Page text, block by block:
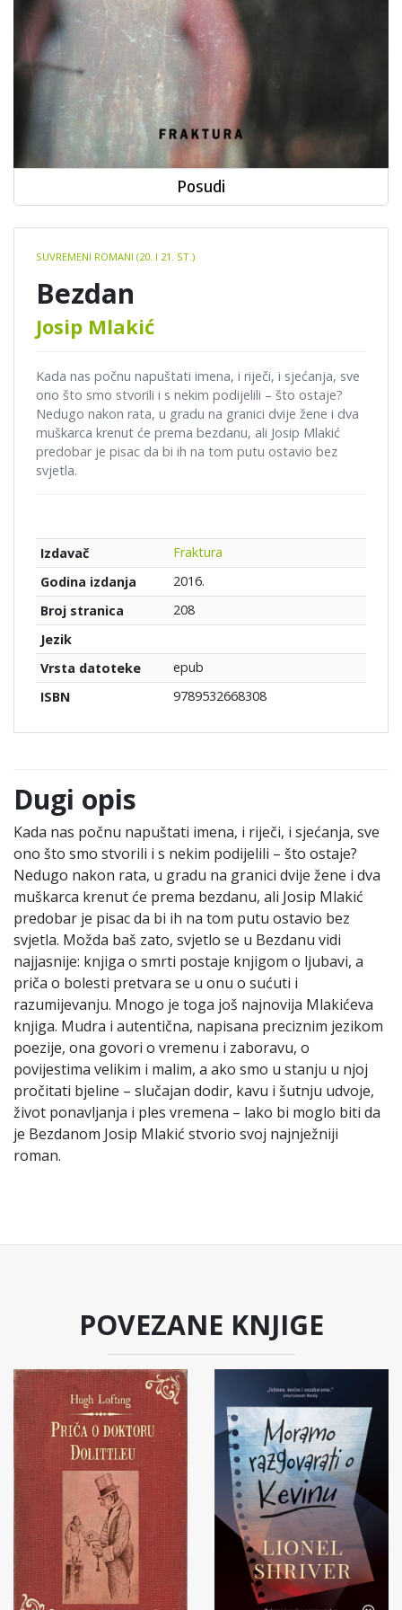
details
SUVREMENI ROMANI (20. I 21. ST.)
Bezdan
Josip Mlakić
Kada nas počnu napuštati imena, i riječi, i sjećanja, sve
ono što smo stvorili i s nekim podijelili – što ostaje?
Nedugo nakon rata, u gradu na granici dvije žene i dva
muškarca krenut će prema bezdanu, ali Josip Mlakić
predobar je pisac da bi ih na tom putu ostavio bez
svjetla.
Izdavač
Fraktura
Godina izdanja
2016.
Broj stranica
208
Jezik
Vrsta datoteke
epub
ISBN
9789532668308
Posudi
Dugi opis
Kada nas počnu napuštati imena, i riječi, i sjećanja, sve
ono što smo stvorili i s nekim podijelili – što ostaje?
Nedugo nakon rata, u gradu na granici dvije žene i dva
muškarca krenut će prema bezdanu, ali Josip Mlakić
predobar je pisac da bi ih na tom putu ostavio bez
svjetla. Možda baš zato, svjetlo se u Bezdanu vidi
najjasnije: knjiga o smrti postaje knjigom o ljubavi, a
priča o bolesti pretvara se u onu o sućuti i
razumijevanju. Mnogo je toga još najnovija Mlakićeva
knjiga. Mudra i autentična, napisana preciznim jezikom
poezije, ona govori o vremenu i zaboravu, o
povijestima velikim i malim, a ako smo u stanju u njoj
pročitati bjeline – slučajan dodir, kavu i šutnju udvoje,
život ponavljanja i ples vremena – lako bi moglo biti da
je Bezdanom Josip Mlakić stvorio svoj najnježniji
roman.
POVEZANE KNJIGE